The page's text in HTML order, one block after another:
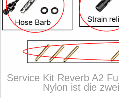
Service Kit Reverb A2
Nylon ist die